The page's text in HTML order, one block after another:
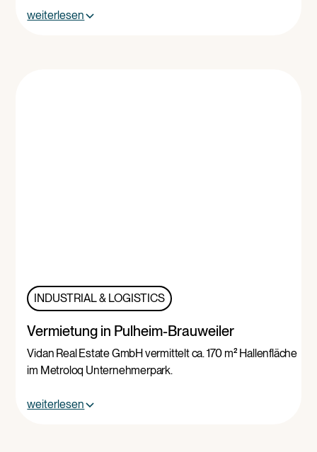
weiterlesen
INDUSTRIAL & LOGISTICS
Vermietung in Pulheim-Brauweiler
Vidan Real Estate GmbH vermittelt ca. 170 m² Hallenfläche
im Metroloq Unternehmerpark.
weiterlesen